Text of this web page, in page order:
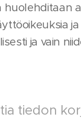
ja vain
tiedon